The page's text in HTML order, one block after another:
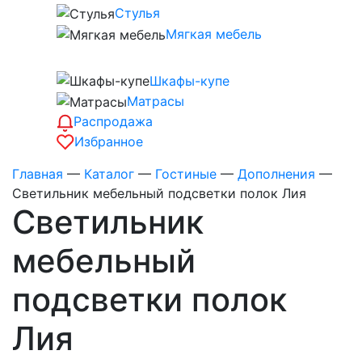
Стулья
Мягкая мебель
Шкафы-купе
Матрасы
Распродажа
Избранное
Главная — Каталог — Гостиные — Дополнения —
Светильник мебельный подсветки полок Лия
Светильник
мебельный
подсветки полок
Лия